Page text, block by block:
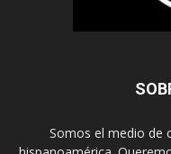
Somos el medio de